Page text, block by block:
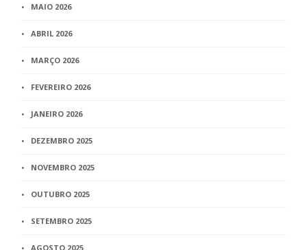
MAIO 2026
ABRIL 2026
MARÇO 2026
FEVEREIRO 2026
JANEIRO 2026
DEZEMBRO 2025
NOVEMBRO 2025
OUTUBRO 2025
SETEMBRO 2025
AGOSTO 2025